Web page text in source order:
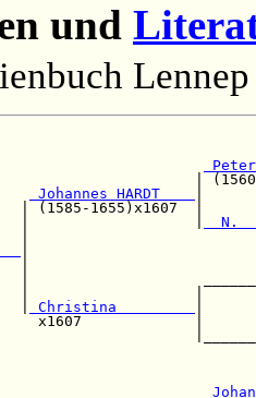
und
Johannes HARDT
| (1585-1655)x1607  |
|
Christina
x1607             |